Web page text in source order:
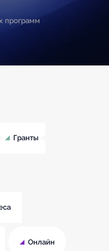
программ
Гранты
Онлайн